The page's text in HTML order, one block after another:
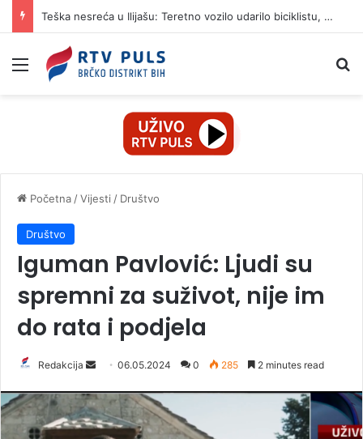
Teška nesreća u Ilijašu: Teretno vozilo udarilo biciklistu, 75-godišnjak zadržan u bolnici
Izbornik
Početna /Vijesti / Društvo
Društvo
Iguman Pavlović: Ljudi su
spremni za suživot, nije im
do rata i podjela
Redakcija
n
d
06.05.2024 0 285 2 minutes read